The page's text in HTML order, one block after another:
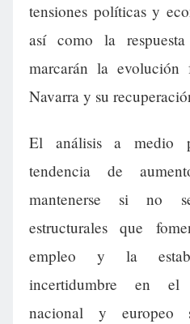
tensiones políticas y
así como la
marcarán la
Navarra y su
El análisis a medio
tendencia de
mantenerse si no
estructurales que
empleo y la
incertidumbre en el
nacional y europeo